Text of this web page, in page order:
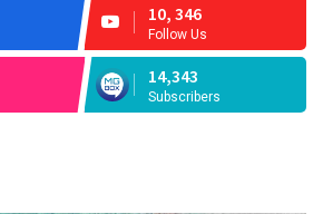
10, 346
Follow Us
14,343
Subscribers